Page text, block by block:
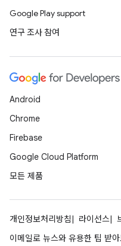
Google Play support
연구 조사 참여
Android
Chrome
Firebase
Google Cloud Platform
모든 제품
개인정보처리방침 라이선스
이메일로 뉴스와 유용한 팁 받아